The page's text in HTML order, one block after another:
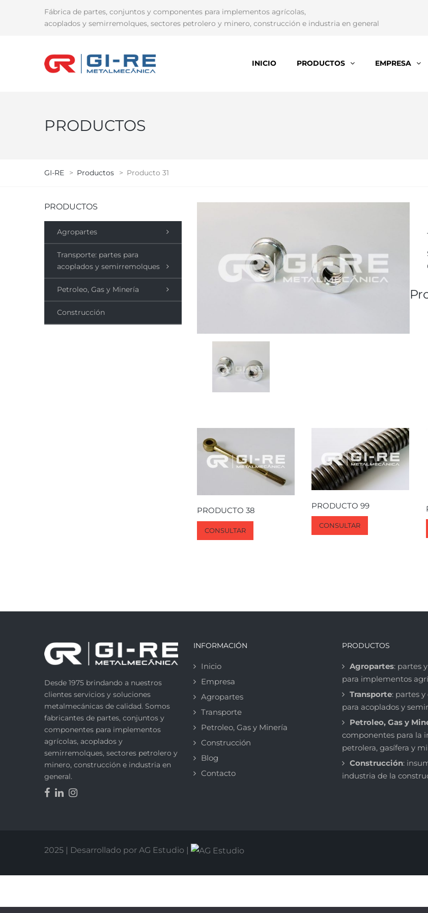
Fábrica de partes, conjuntos y componentes para implementos agrícolas,
acoplados y semirremolques, sectores petrolero y minero, construcción e industria en general
INICIO PRODUCTOS EMPRESA
PRODUCTOS
GI-RE > Productos > Producto 31
PRODUCTOS
Agropartes
Transporte: partes para
acoplados y semirremolques
Petroleo, Gas y Minería
Construcción
PRODUCTO 38
CONSULTAR
PRODUCTO 99
CONSULTAR
Desde 1975 brindando a nuestros
clientes servicios y soluciones
metalmecánicas de calidad. Somos
fabricantes de partes, conjuntos y
componentes para implementos
agrícolas, acoplados y
semirremolques, sectores petrolero y
minero, construcción e industria en
general.
INFORMACIÓN
Inicio
Empresa
Agropartes
Transporte
Petroleo, Gas y Minería
Construcción
Blog
Contacto
PRODUCTOS
Agropartes: partes
para implementos
Transporte: partes
para acoplados y
Petroleo, Gas y
componentes para la
petrolera, gasífera y
Construcción:
industria de la
2025 | Desarrollado por AG Estudio |